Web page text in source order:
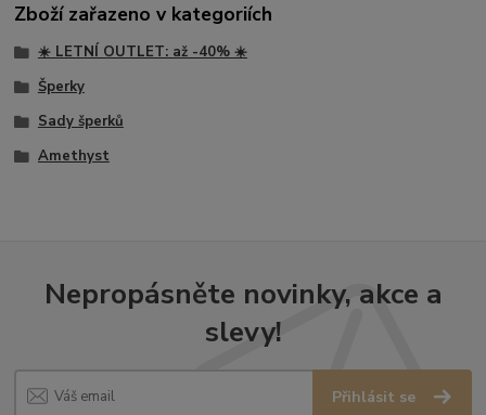
Zboží zařazeno v kategoriích
☀️ LETNÍ OUTLET: až -40% ☀️
Šperky
Sady šperků
Amethyst
Nepropásněte novinky, akce a
slevy!
Přihlásit se